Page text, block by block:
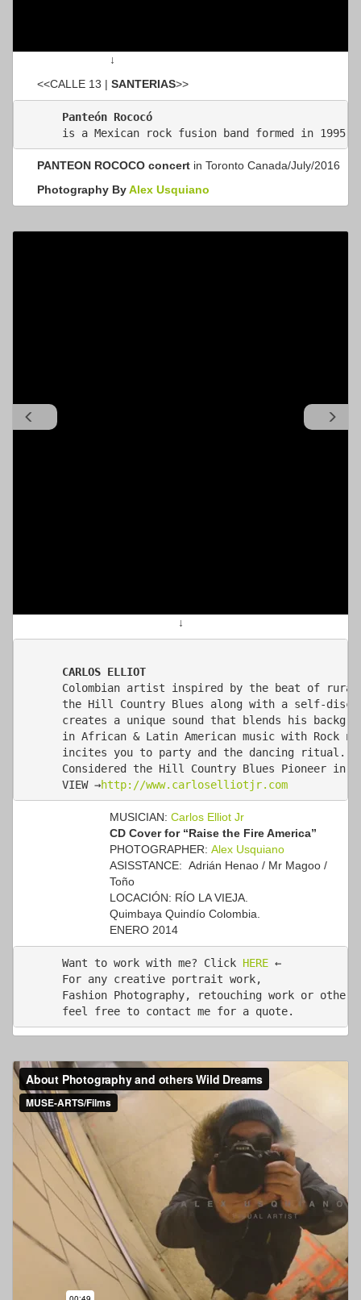
↓
<<CALLE 13 | SANTERIAS>>
Panteón Rococó
PANTEON ROCOCO concert in Toronto Canada/July/2016
Photography ByAlex Usquiano
↓
CARLOS ELLIOT
Colombian artist inspired by the beat of
the Hill Country Blues along with a self-
creates a unique sound that blends his
in African & Latin American music with Rock
incites you to party and the dancing ritual.
Considered the Hill Country Blues Pioneer in
VIEW →http://www.carloselliotjr.com
MUSICIAN: Carlos Elliot Jr
CD Cover for “Raise the Fire America”
PHOTOGRAPHER: Alex Usquiano
ASISSTANCE: Adrián Henao / Mr Magoo /
Toño
LOCACIÓN: RÍO LA VIEJA.
Quimbaya Quindío Colombia.
ENERO 2014
Want to work with me? Click HERE ←
For any creative portrait work,
Fashion Photography, retouching work or
feel free to contact me for a quote.